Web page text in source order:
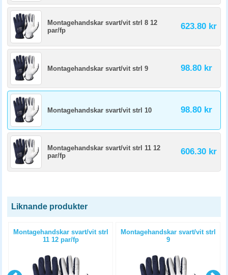
Montagehandskar svart/vit strl 8 12
par/fp
623.80 kr
Montagehandskar svart/vit strl 9 98.80 kr
Montagehandskar svart/vit strl 10 98.80 kr
Montagehandskar svart/vit strl 11 12
par/fp
606.30 kr
Liknande produkter
Montagehandskar svart/vit strl
11 12 par/fp
Montagehandskar svart/vit strl
9